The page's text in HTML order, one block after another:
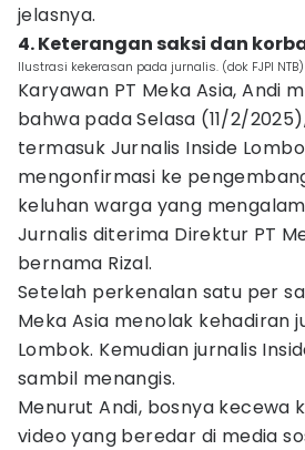
jelasnya.
4. Keterangan saksi dan
Ilustrasi kekerasan pada jurnalis. (dok FJPI NTB)
Karyawan PT Meka Asia, Andi
bahwa pada Selasa (11/2/
termasuk Jurnalis Inside
mengonfirmasi ke
keluhan warga yang
Jurnalis diterima Direktur PT
bernama Rizal.
Setelah perkenalan satu per
Meka Asia menolak kehadiran
Lombok. Kemudian jurnalis
sambil menangis.
Menurut Andi, bosnya kecewa
video yang beredar di media